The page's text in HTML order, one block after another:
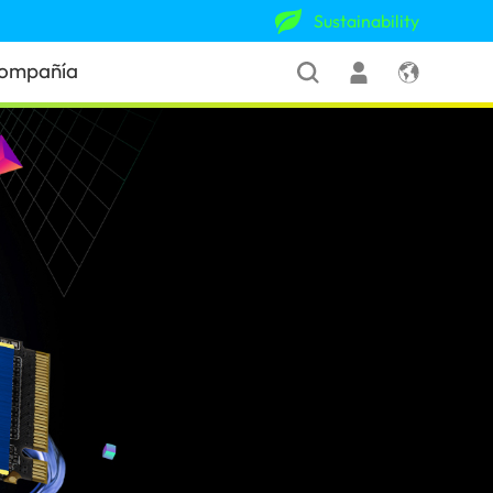
Sustainability